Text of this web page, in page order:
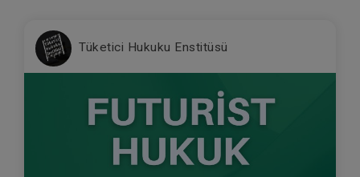
Tüketici Hukuku Enstitüsü